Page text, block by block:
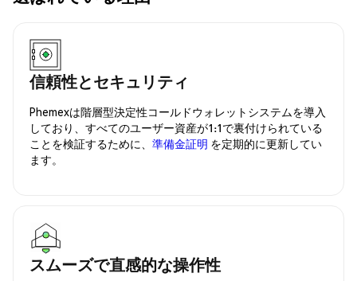
信頼性とセキュリティ
Phemexは階層型決定性コールドウォレットシステムを導入
しており、すべてのユーザー資産が1:1で裏付けられている
ことを検証するために、 準備金証明 を定期的に更新してい
ます。
スムーズで直感的な操作性